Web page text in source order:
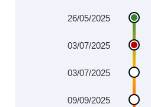
26/05/2025
03/07/2025
03/07/2025
09/09/2025